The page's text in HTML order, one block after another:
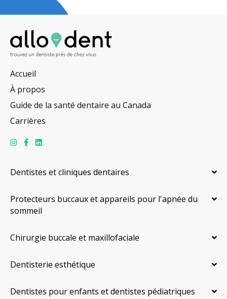
Accueil
À propos
Guide de la santé dentaire au Canada
Carrières
Dentistes et cliniques dentaires
Protecteurs buccaux et appareils pour l'apnée du
sommeil
Chirurgie buccale et maxillofaciale
Dentisterie esthétique
Dentistes pour enfants et dentistes pédiatriques